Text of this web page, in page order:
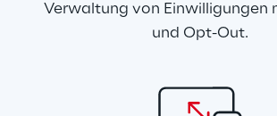
Verwaltung von Einwilligungen
und Opt-Out.